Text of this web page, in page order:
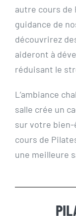
autre cours de
guidance de
découvrirez
aideront à
réduisant le
L’ambiance
salle crée un
sur votre bien-
cours de
une meilleure